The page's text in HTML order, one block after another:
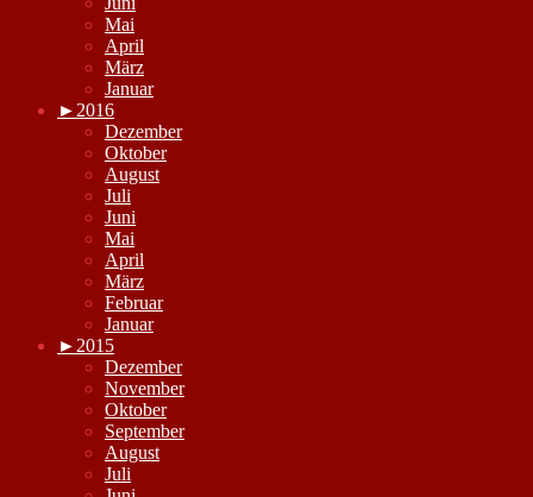
Mai
April
März
Januar
► 2016
Dezember
Oktober
August
Juli
Juni
Mai
April
März
Februar
Januar
► 2015
Dezember
November
Oktober
September
August
Juli